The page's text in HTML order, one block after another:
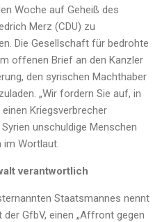
Woche auf Geheiß des
Merz (CDU) zu
Die Gesellschaft für bedrohte
offenen Brief an den Kanzler
den syrischen Machthaber
„Wir fordern Sie auf, in
Kriegsverbrecher
unschuldige Menschen
im Wortlaut.
verantwortlich
Staatsmannes nennt
GfbV, einen „Affront gegen